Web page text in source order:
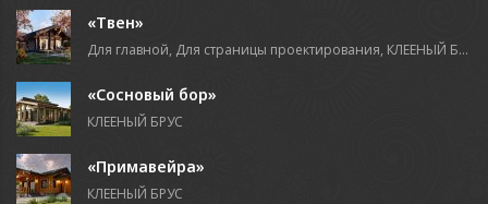
«Твен»
Для главной, Для страницы проектирования, КЛЕЕНЫЙ БРУС
«Сосновый бор»
КЛЕЕНЫЙ БРУС
«Примавейра»
КЛЕЕНЫЙ БРУС